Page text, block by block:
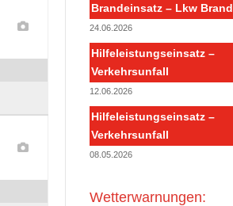
Brandeinsatz – Lkw Brand
24.06.2026
Hilfeleistungseinsatz –
Verkehrsunfall
12.06.2026
Hilfeleistungseinsatz –
Verkehrsunfall
08.05.2026
Wetterwarnungen: